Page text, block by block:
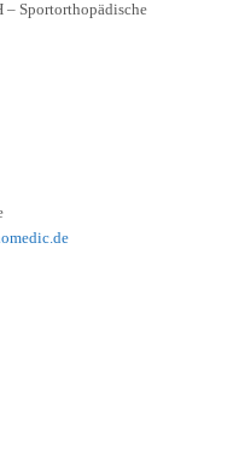
– Sportorthopädische